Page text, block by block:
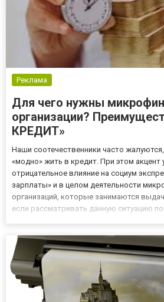
Реклама
Для чего нужны
организации?
КРЕДИТ»
Наши соотечественники часто
«модно» жить в кредит. При этом акцент
отрицательное влияние на социум
зарплаты» и в целом деятельности
организаций, которые занимаются
если рассматривать данную ситуацию
происхождения МФО...